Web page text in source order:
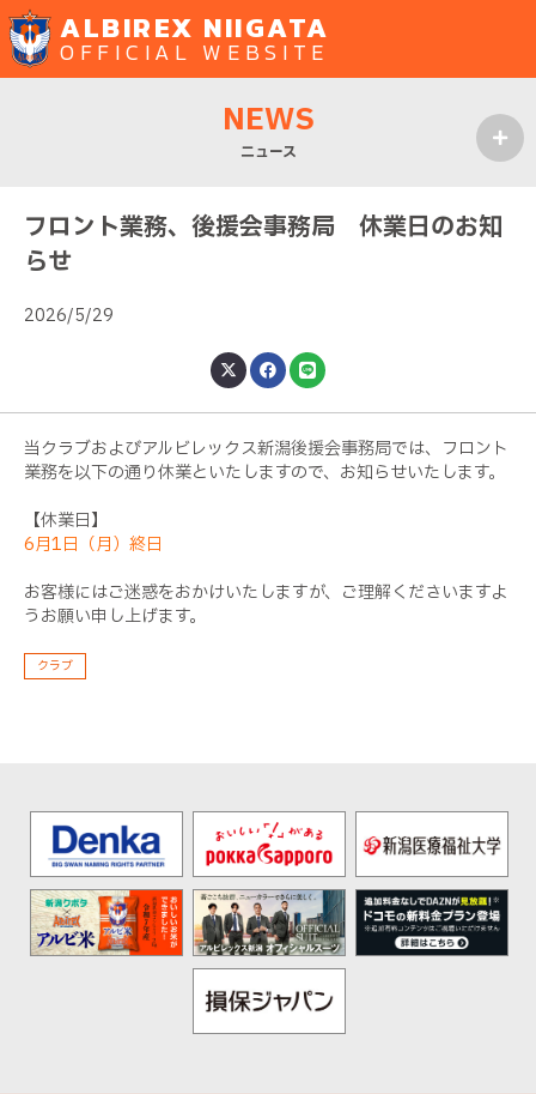
ALBIREX NIIGATA
OFFICIAL WEBSITE
NEWS
ニュース
フロント業務、後援会事務局 休業日のお知
らせ
2026/5/29
当クラブおよびアルビレックス新潟後援会事務局では、フロント
業務を以下の通り休業といたしますので、お知らせいたします。
【休業日】
6月1日（月）終日
お客様にはご迷惑をおかけいたしますが、ご理解くださいますよ
うお願い申し上げます。
クラブ